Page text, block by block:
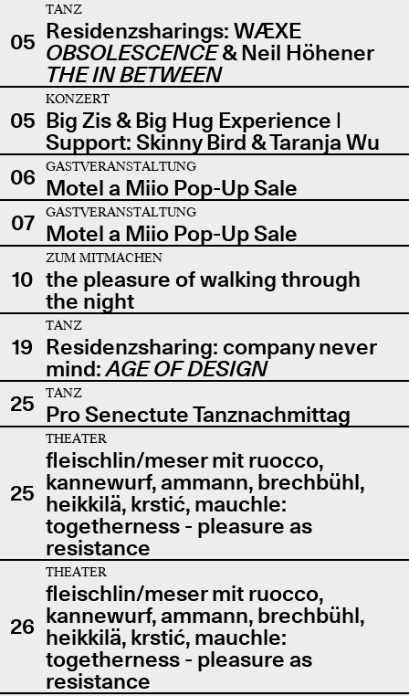
05
TANZ
Residenzsharings: WÆXE
OBSOLESCENCE& Neil Höhener
THE IN BETWEEN
05
KONZERT
Big Zis & Big Hug Experience |
Support: Skinny Bird & Taranja Wu
06
GASTVERANSTALTUNG
Motel a Miio Pop-Up Sale
07
GASTVERANSTALTUNG
Motel a Miio Pop-Up Sale
10
ZUM MITMACHEN
the pleasure of walking through
the night
19
TANZ
Residenzsharing: company never
mind:AGE OF DESIGN
25
TANZ
Pro Senectute Tanznachmittag
25
THEATER
fleischlin/meser mit ruocco,
kannewurf, ammann, brechbühl,
heikkilä, krstić, mauchle:
togetherness - pleasure as
resistance
26
THEATER
fleischlin/meser mit ruocco,
kannewurf, ammann, brechbühl,
heikkilä, krstić, mauchle:
togetherness - pleasure as
resistance